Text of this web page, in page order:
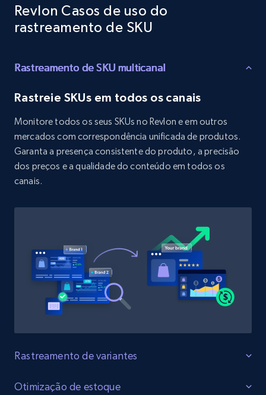
Rating, Reviews count, Initial price, Discount,
and more.
Target - Discover products by category url
URL, Product id, Title, Product description,
Rating, Reviews count, Initial price, Discount,
and more.
Target - Discover products by specified
UPC
URL, Product id, Title, Product description,
Rating, Reviews count, Initial price, Discount,
and more.
Revlon Casos de uso do
rastreamento de SKU
Rastreamento de SKU multicanal
Rastreie SKUs em todos os canais
Monitore todos os seus SKUs no Revlon e em outros
mercados com correspondência unificada de produtos.
Garanta a presença consistente do produto, a precisão
dos preços e a qualidade do conteúdo em todos os
canais.
Rastreamento de variantes
Monitore todas as variantes do produto
Otimização de estoque